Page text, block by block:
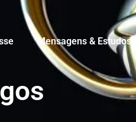
Mensagens & Estudos